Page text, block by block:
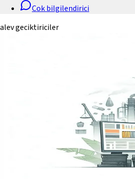
Cok bilgilendirici
alev geciktiriciler